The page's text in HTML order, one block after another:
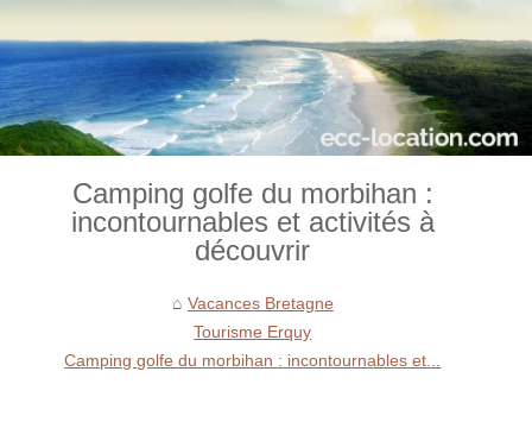
Camping golfe du morbihan :
incontournables et activités à
découvrir
Vacances Bretagne
Tourisme Erquy
Camping golfe du morbihan : incontournables et...